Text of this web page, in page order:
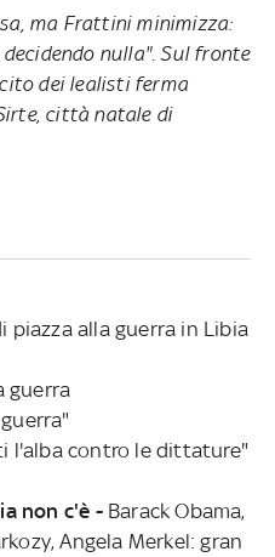
ma Frattini minimizza:
nulla". Sul fronte
dei lealisti ferma
città natale di
piazza alla guerra in Libia
guerra
l'alba contro le dittature"
non c'è - Barack Obama,
Angela Merkel: gran